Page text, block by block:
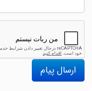
ارسال پیام